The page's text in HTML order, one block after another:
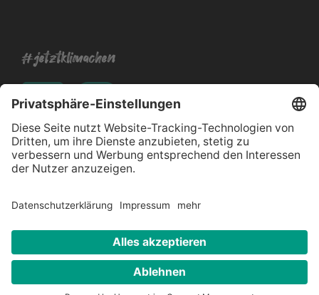
#jetztklimachen
Kontakt
© 2026